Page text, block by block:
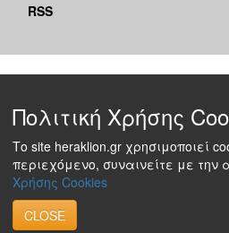
RSS
Πολιτική Χρήσης
Το site heraklion.gr χρησιμοποιεί
περιεχόμενο, συναινείτε με την
Χρήσης Cookies
CLOSE